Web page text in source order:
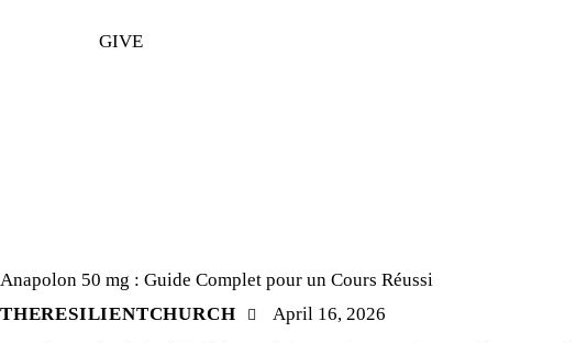
GIVE
Anapolon 50 mg : Guide Complet pour un Cours Réussi
THERESILIENTCHURCH
April 16, 2026